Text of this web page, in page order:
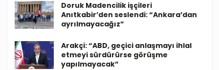
Doruk Madencilik işçileri
Anıtkabir’den seslendi: “Ankara’dan
ayrılmayacağız”
Arakçi: “ABD, geçici anlaşmayı ihlal
etmeyi sürdürürse görüşme
yapılmayacak”